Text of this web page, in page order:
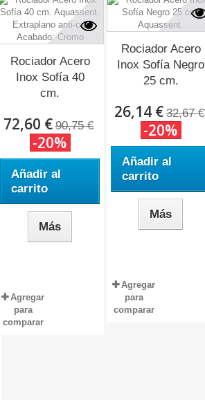
Rociador Acero
Inox Sofía 40
cm.
72,60 € 90,75 €
-20%
Añadir al
carrito
Más
Agregar
para
comparar
Rociador Acero
Inox Sofía Negro
25 cm.
26,14 € 32,67 €
-20%
Añadir al
carrito
Más
Agregar
para
comparar